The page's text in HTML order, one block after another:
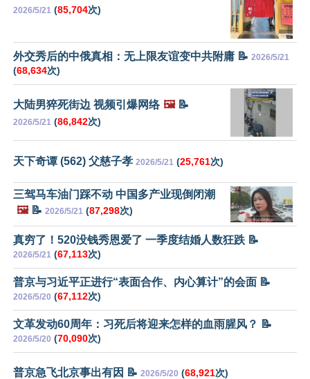
2026/5/21 (85,704次)
外交秀后的中俄真相：无上限友谊变中共附庸 📝 2026/5/21
(68,634次)
大陆男猝死街边 视频引爆网络 🖼️📝
2026/5/21 (86,842次)
天下奇谭 (562) 父慈子孝 2026/5/21 (25,761次)
三驾马车油门踩不动 中国多产业现倒闭潮
🖼️📝 2026/5/21 (87,298次)
真穷了！520没钱秀恩爱了 一季度结婚人数狂跌 📝
2026/5/21 (67,113次)
普京与习近平正进行“表面合作、内心算计”的会面 📝
2026/5/20 (67,112次)
文革发动60周年：习死后将迎来怎样的血雨腥风？ 📝
2026/5/20 (70,090次)
普京急飞北京事出有因 📝 2026/5/20 (68,921次)